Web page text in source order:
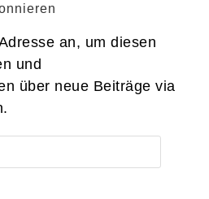
an, um diesen
und
über neue Beiträge via